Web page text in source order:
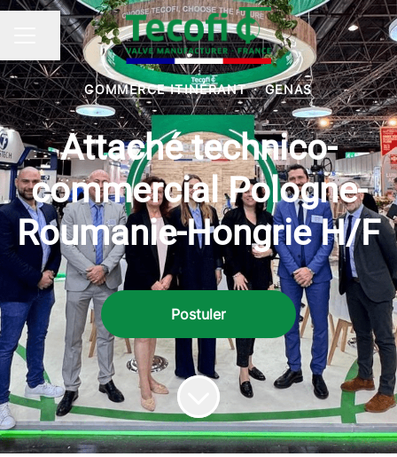
MENU CARRIÈRE
Partager la page
COMMERCE ITINÉRANT · GENAS
Attaché technico-
commercial Pologne-
Roumanie-Hongrie H/F
Postuler